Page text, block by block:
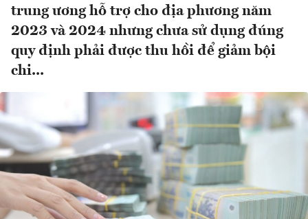
trung ương hỗ trợ cho địa phương năm
2023 và 2024 nhưng chưa sử dụng đúng
quy định phải được thu hồi để giảm bội
chi...